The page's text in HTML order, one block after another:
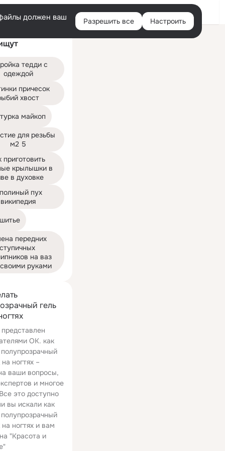
Войти
должен ваш
Разрешить все Настроить
гель
ОК. как
на ногтях –
ваши вопросы,
и многое
это доступно
вы искали как
на ногтях и вам
"Красота и
тедди с
одеждой
причесок
хвост
майкоп
для резьбы
м2 5
приготовить
крылышки в
в духовке
пух
википедия
передних
ступичных
на ваз
своими руками